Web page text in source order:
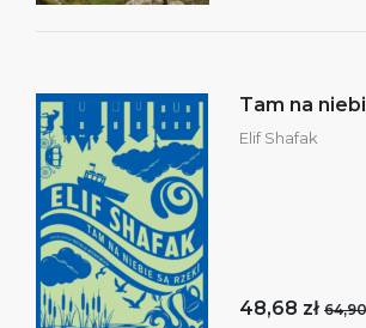
Tam na
Elif Shafak
48,68 zł 64,90